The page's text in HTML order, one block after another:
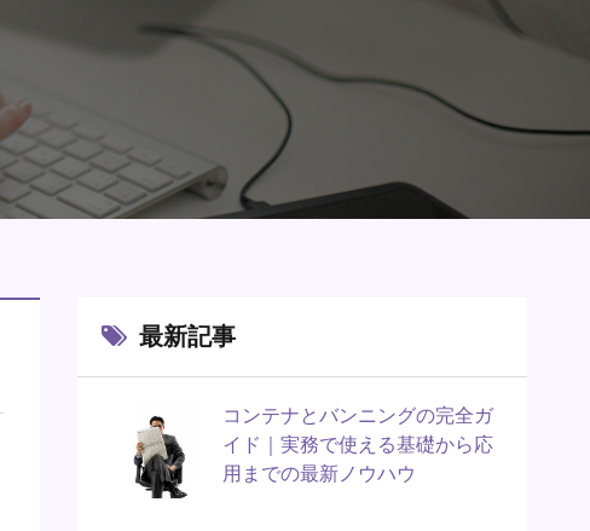
最新記事
コンテナとバンニングの完全ガ
イド｜実務で使える基礎から応
用までの最新ノウハウ